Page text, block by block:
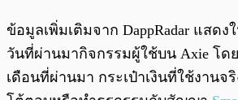
ข้อมูลเพิ่มเติมจาก DappRadar แสดง
วันที่ผ่านมากิจกรรมผู้ใช้บน Axie โด
เดือนที่ผ่านมา กระเป๋าเงินที่ใช้งานจ